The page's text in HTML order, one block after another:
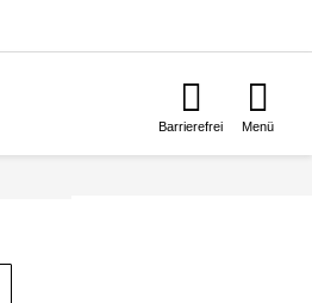
Barrierefrei Menü